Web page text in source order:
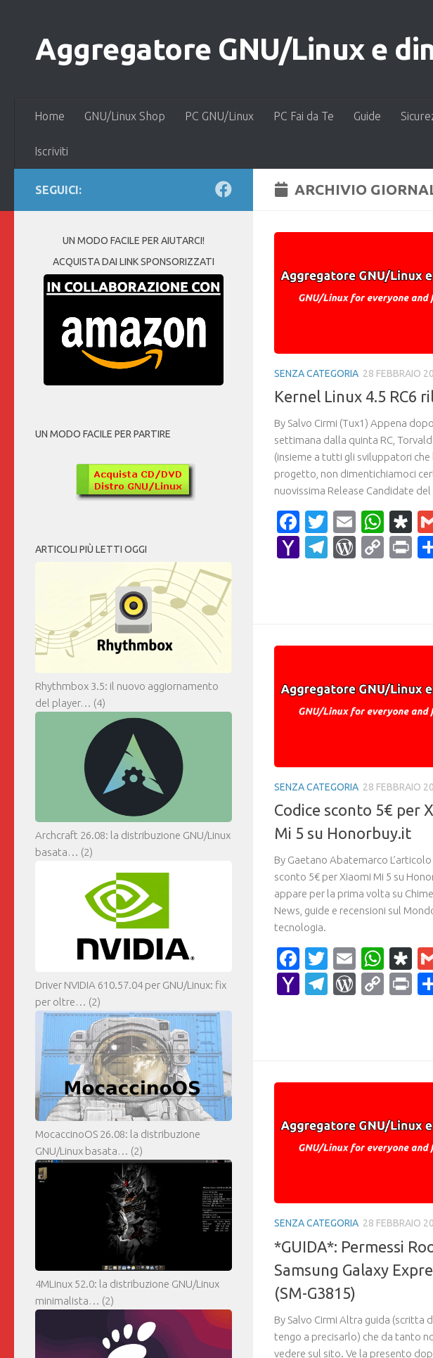
Aggregatore GNU/Linux e
Home GNU/Linux Shop PC GNU/Linux PC Fai da Te Guide
Iscriviti
ARCHIVIO
SENZA CATEGORIA 28 FEBBRAIO
Kernel Linux 4.5 RC6
By Salvo Cirmi (Tux1) Appena
settimana dalla quinta RC,
(insieme a tutti gli sviluppatori che
progetto, non dimentichiamoci
nuovissima Release Candidate del
Facebook
Twitter
Email
YahooTelegram
SENZA CATEGORIA 28 FEBBRAIO
Codice sconto 5€ per
Mi 5 su Honorbuy.it
By Gaetano Abatemarco
sconto 5€ per Xiaomi Mi 5 su
appare per la prima volta su
News, guide e recensioni sul
tecnologia.
Facebook
Twitter
Email
YahooTelegram
SENZA CATEGORIA 28 FEBBRAIO
*GUIDA*: Permessi
Samsung Galaxy
(SM-G3815)
By Salvo Cirmi Altra guida (scritta
tengo a precisarlo) che da tanto
vedere sul sito. Ve la presento
SEGUICI:
UN MODO FACILE PER AIUTARCI!
ACQUISTA DAI LINK SPONSORIZZATI
UN MODO FACILE PER PARTIRE
ARTICOLI PIÙ LETTI OGGI
Rhythmbox 3.5: il nuovo aggiornamento
del player… (4)
Archcraft 26.08: la distribuzione GNU/Linux
basata… (2)
Driver NVIDIA 610.57.04 per GNU/Linux: fix
per oltre… (2)
MocaccinoOS 26.08: la distribuzione
GNU/Linux basata… (2)
4MLinux 52.0: la distribuzione GNU/Linux
minimalista… (2)